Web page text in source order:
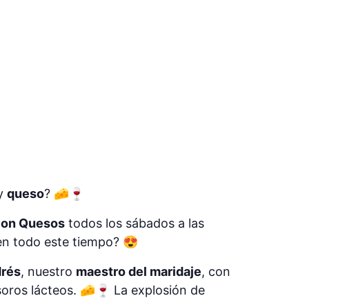
queso? 🧀🍷
Quesos todos los sábados a las
todo este tiempo? 😍
, nuestro maestro del maridaje, con
lácteos. 🧀🍷 La explosión de